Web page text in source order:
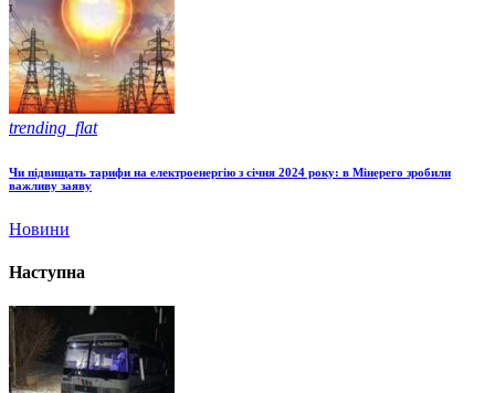
trending_flat
Чи підвищать тарифи на електроенергію з січня 2024 року: в Мінерего зробили
важливу заяву
Новини
Наступна